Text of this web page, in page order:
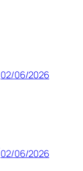
02/06/2026
02/06/2026